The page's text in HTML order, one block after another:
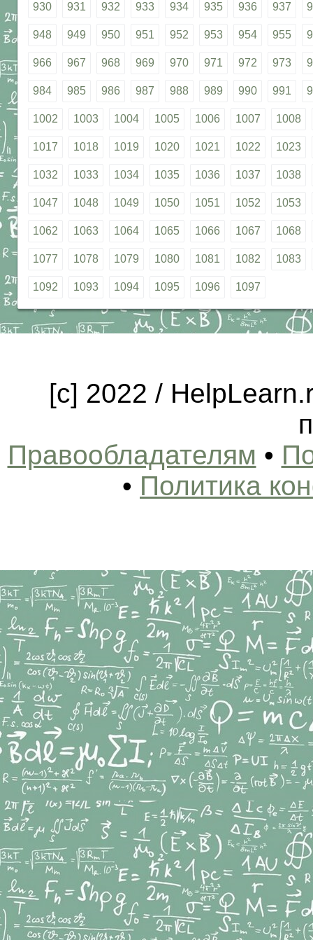
930 931 932 933 934 935 936 937
948 949 950 951 952 953 954 955
966 967 968 969 970 971 972 973
984 985 986 987 988 989 990 991
1002 1003 1004 1005 1006 1007 1008
1017 1018 1019 1020 1021 1022 1023
1032 1033 1034 1035 1036 1037 1038
1047 1048 1049 1050 1051 1052 1053
1062 1063 1064 1065 1066 1067 1068
1077 1078 1079 1080 1081 1082 1083
1092 1093 1094 1095 1096 1097
[c] 2022 /
Правообладателям •
• Политика